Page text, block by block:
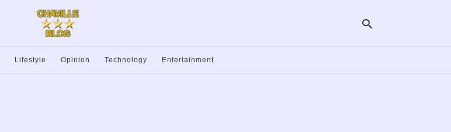
Lifestyle Opinion Technology Entertainment